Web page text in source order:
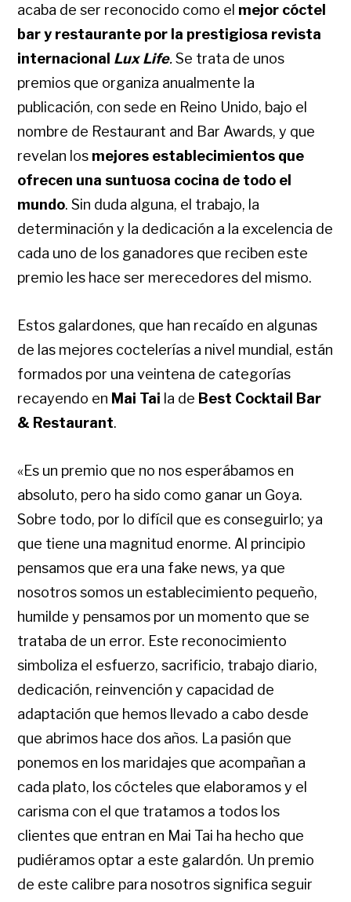
acaba de ser reconocido como el mejor cóctel
bar y restaurante por la prestigiosa revista
internacional Lux Life.Se trata de unos
premios que organiza anualmente la
publicación, con sede en Reino Unido, bajo el
nombre de Restaurant and Bar Awards, y que
revelan los mejores establecimientos que
ofrecen una suntuosa cocina de todo el
mundo. Sin duda alguna, el trabajo, la
determinación y la dedicación a la excelencia de
cada uno de los ganadores que reciben este
premio les hace ser merecedores del mismo.
Estos galardones, que han recaído en algunas
de las mejores coctelerías a nivel mundial, están
formados por una veintena de categorías
recayendo en Mai Tai la de Best Cocktail Bar
& Restaurant.
«Es un premio que no nos esperábamos en
absoluto, pero ha sido como ganar un Goya.
Sobre todo, por lo difícil que es conseguirlo; ya
que tiene una magnitud enorme. Al principio
pensamos que era una fake news, ya que
nosotros somos un establecimiento pequeño,
humilde y pensamos por un momento que se
trataba de un error. Este reconocimiento
simboliza el esfuerzo, sacrificio, trabajo diario,
dedicación, reinvención y capacidad de
adaptación que hemos llevado a cabo desde
que abrimos hace dos años. La pasión que
ponemos en los maridajes que acompañan a
cada plato, los cócteles que elaboramos y el
carisma con el que tratamos a todos los
clientes que entran en Mai Tai ha hecho que
pudiéramos optar a este galardón. Un premio
de este calibre para nosotros significa seguir